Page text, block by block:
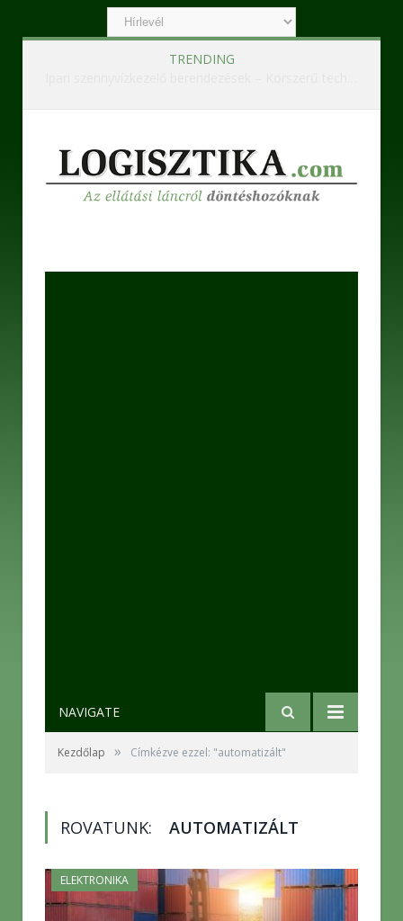
TRENDING
NAVIGATE
Kezdőlap » Címkézve ezzel: "automatizált"
ROVATUNK: AUTOMATIZÁLT
ELEKTRONIKA